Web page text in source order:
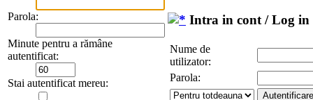
Parola:
Minute pentru a rămâne
autentificat:
Stai autentificat mereu:
Intra in cont / Log in
Nume de
utilizator:
Parola: